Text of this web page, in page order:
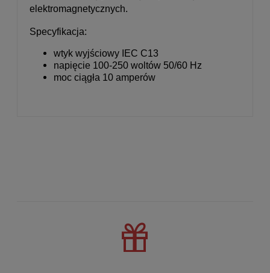
elektromagnetycznych.
Specyfikacja:
wtyk wyjściowy IEC C13
napięcie 100-250 woltów 50/60 Hz
moc ciągła 10 amperów